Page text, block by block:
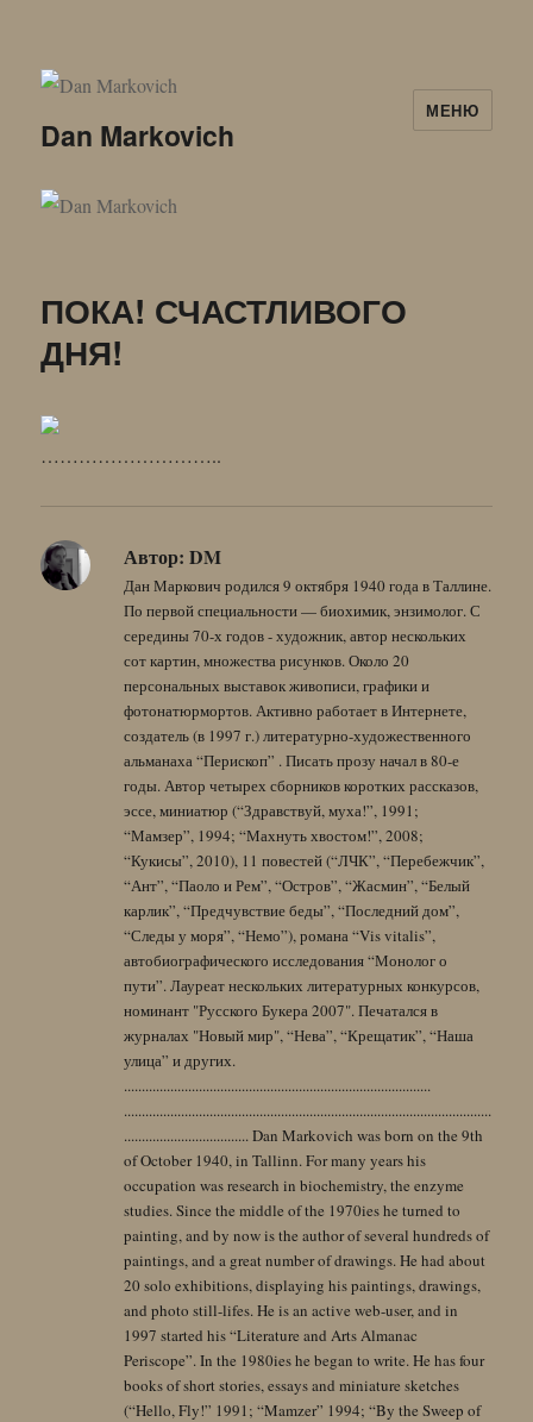
Dan Markovich
МЕНЮ
ПОКА! СЧАСТЛИВОГО
ДНЯ!
………………………..
Автор: DM
Дан Маркович родился 9 октября 1940 года в Таллине.
По первой специальности — биохимик, энзимолог. С
середины 70-х годов - художник, автор нескольких
сот картин, множества рисунков. Около 20
персональных выставок живописи, графики и
фотонатюрмортов. Активно работает в Интернете,
создатель (в 1997 г.) литературно-художественного
альманаха “Перископ” . Писать прозу начал в 80-е
годы. Автор четырех сборников коротких рассказов,
эссе, миниатюр (“Здравствуй, муха!”, 1991;
“Мамзер”, 1994; “Махнуть хвостом!”, 2008;
“Кукисы”, 2010), 11 повестей (“ЛЧК”, “Перебежчик”,
“Ант”, “Паоло и Рем”, “Остров”, “Жасмин”, “Белый
карлик”, “Предчувствие беды”, “Последний дом”,
“Следы у моря”, “Немо”), романа “Vis vitalis”,
автобиографического исследования “Монолог о
пути”. Лауреат нескольких литературных конкурсов,
номинант "Русского Букера 2007". Печатался в
журналах "Новый мир", “Нева”, “Крещатик”, “Наша
улица” и других.
......................................................................................
.......................................................................................................
................................... Dan Markovich was born on the 9th
of October 1940, in Tallinn. For many years his
occupation was research in biochemistry, the enzyme
studies. Since the middle of the 1970ies he turned to
painting, and by now is the author of several hundreds of
paintings, and a great number of drawings. He had about
20 solo exhibitions, displaying his paintings, drawings,
and photo still-lifes. He is an active web-user, and in
1997 started his “Literature and Arts Almanac
Periscope”. In the 1980ies he began to write. He has four
books of short stories, essays and miniature sketches
(“Hello, Fly!” 1991; “Mamzer” 1994; “By the Sweep of